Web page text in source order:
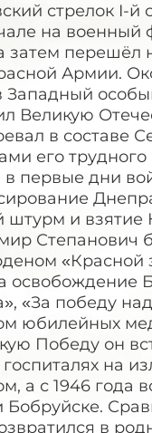
стрелок I-й
на военный
затем перешёл
Армии.
Великую
в составе
его
первые дни
штурм и взятие
Степанович
«Красной
освобождение
«За победу
юбилейных
Победу он
на
а с 1946 года
Бобруйске.
в